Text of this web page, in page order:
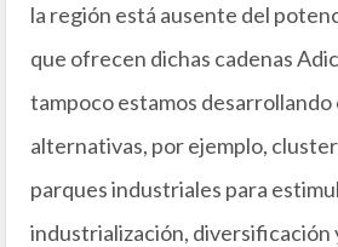
la región está ausente del
que ofrecen dichas cadenas
tampoco estamos
alternativas, por ejemplo,
parques industriales para
industrialización, diversificación